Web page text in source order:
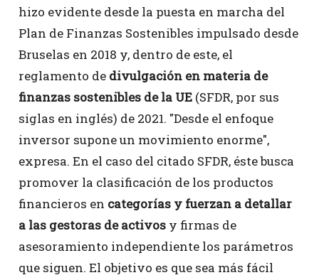
hizo evidente desde la puesta en marcha del
Plan de Finanzas Sostenibles impulsado desde
Bruselas en 2018 y, dentro de este, el
reglamento de divulgación en materia de
finanzas sostenibles de la UE (SFDR, por sus
siglas en inglés) de 2021. "Desde el enfoque
inversor supone un movimiento enorme",
expresa. En el caso del citado SFDR, éste busca
promover la clasificación de los productos
financieros en categorías y fuerzan a detallar
a las gestoras de activos y firmas de
asesoramiento independiente los parámetros
que siguen. El objetivo es que sea más fácil